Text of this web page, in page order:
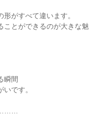
がすべて違います。
ことができるのが大きな魅
瞬間
です。